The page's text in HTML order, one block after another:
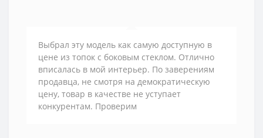
Выбрал эту модель как самую доступную в
цене из топок с боковым стеклом. Отлично
вписалась в мой интерьер. По заверениям
продавца, не смотря на демократическую
цену, товар в качестве не уступает
конкурентам. Проверим